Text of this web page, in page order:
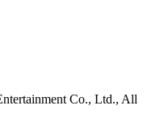
Co., Ltd., All